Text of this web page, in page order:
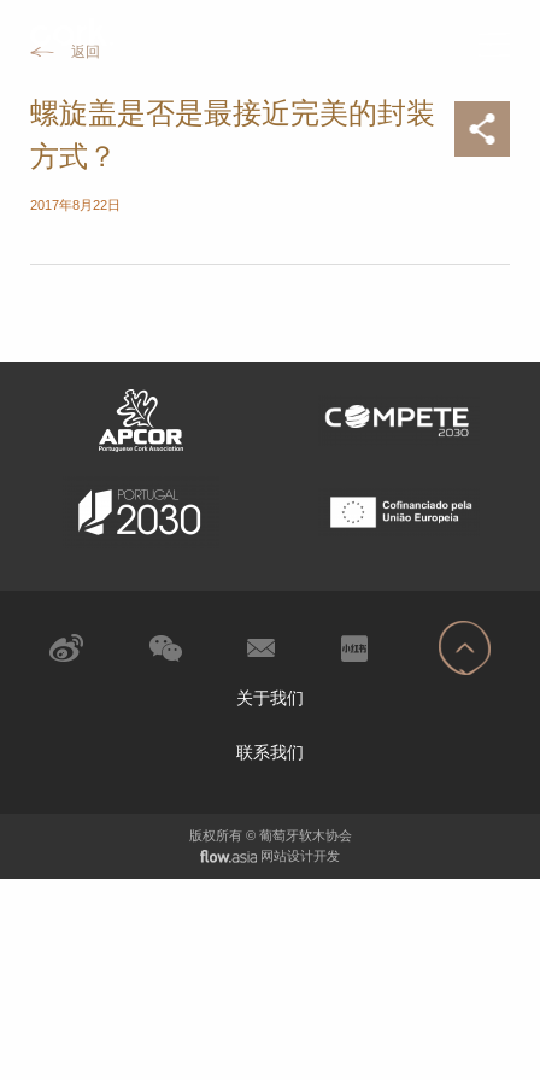
返回
螺旋盖是否是最接近完美的封装
方式？
2017年8月22日
关于我们
联系我们
版权所有 © 葡萄牙软木协会
网站设计开发